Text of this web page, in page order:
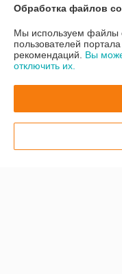
График работы
Полная версия сайта
Сайт создан на
Обработка файлов
Мы используем файлы
пользователей
рекомендаций. Вы
отключить их.